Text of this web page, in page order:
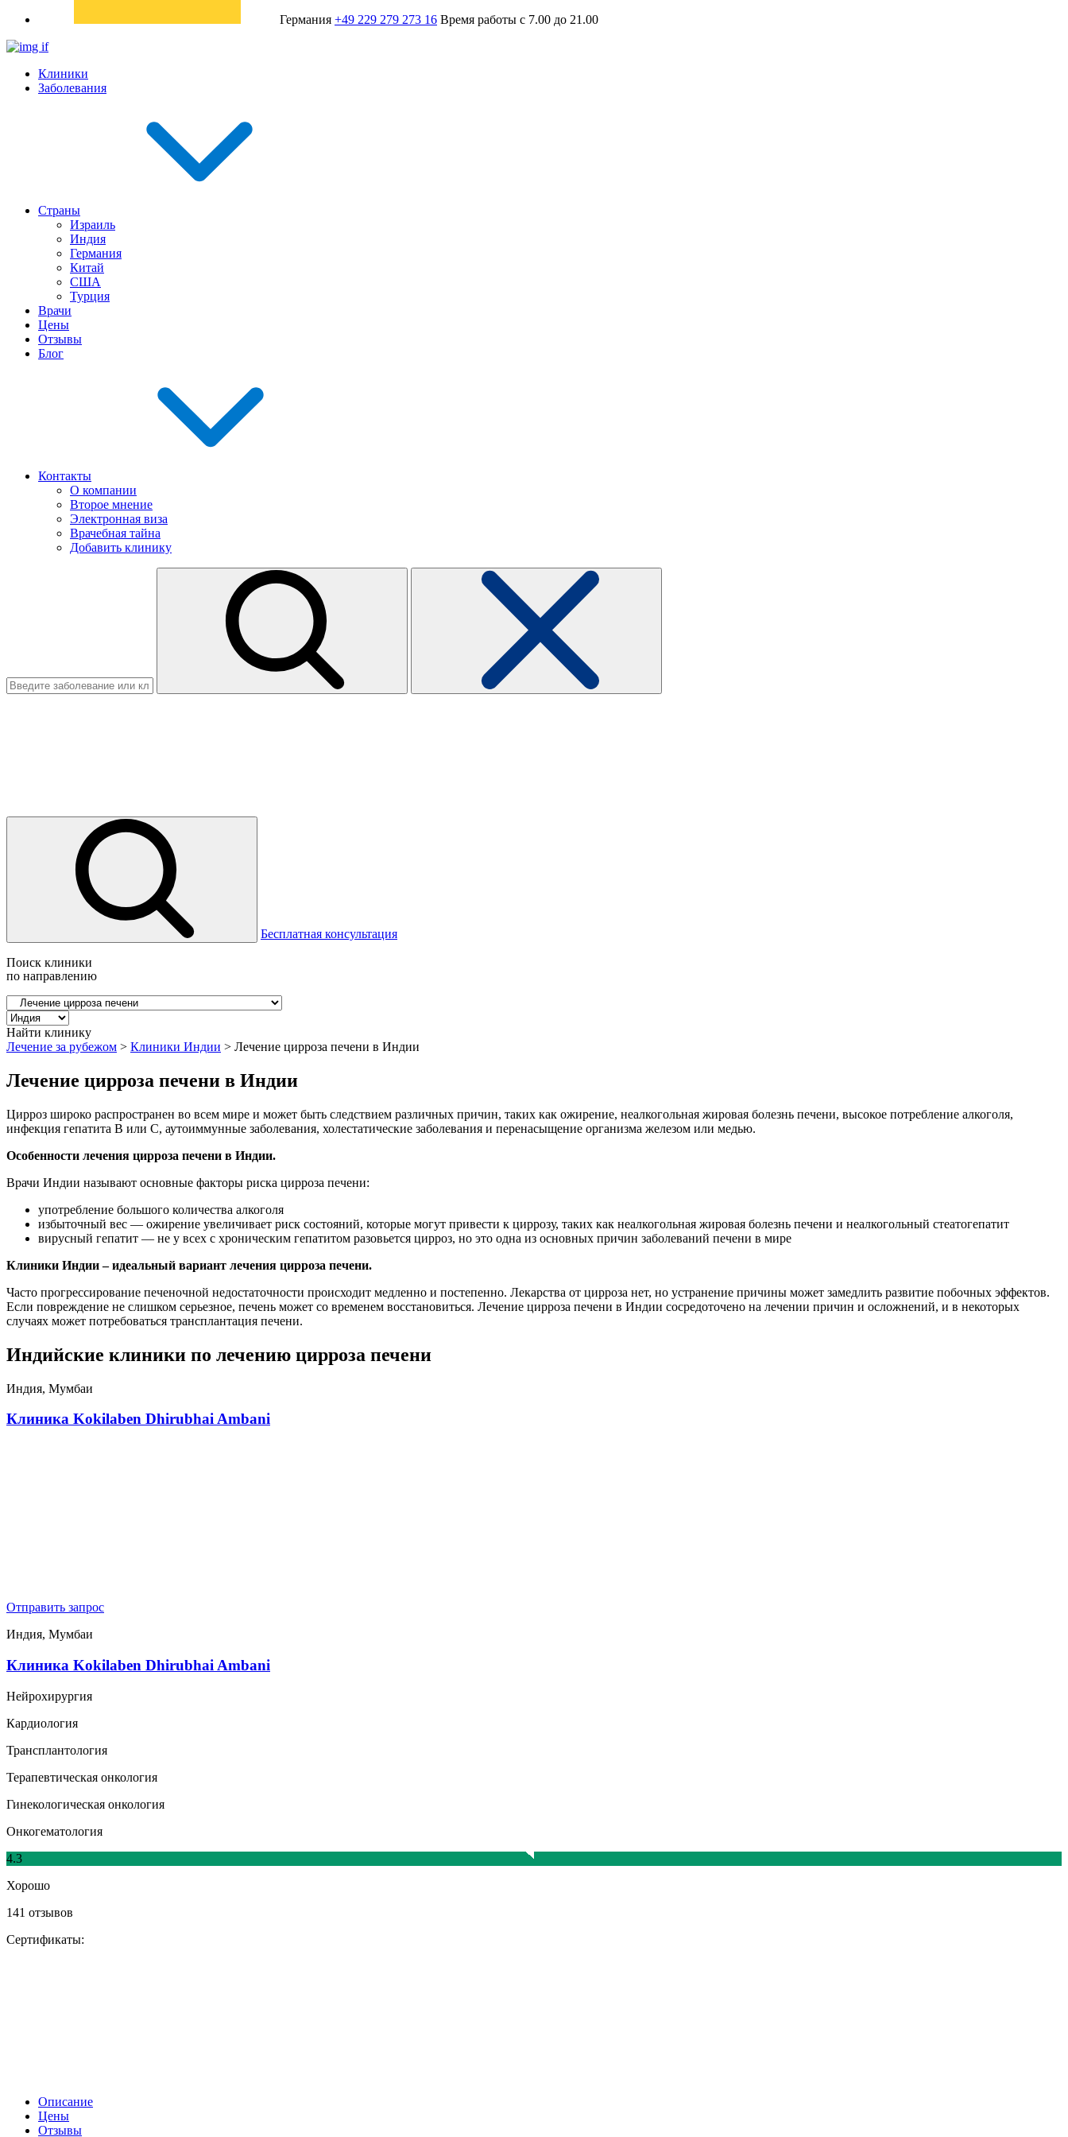
Германия +49 229 279 273 16 Время работы с 7.00 до 21.00
Клиники
Заболевания
Страны
Израиль
Индия
Германия
Китай
США
Турция
Врачи
Цены
Отзывы
Блог
Контакты
О компании
Второе мнение
Электронная виза
Врачебная тайна
Добавить клинику
Бесплатная консультация
Поиск клиники
по направлению
Найти клинику
Лечение за рубежом > Клиники Индии > Лечение цирроза печени в Индии
Лечение цирроза печени в Индии
Цирроз широко распространен во всем мире и может быть следствием различных причин, таких как ожирение, неалкогольная жировая болезнь печени, высокое потребление алкоголя,
инфекция гепатита B или C, аутоиммунные заболевания, холестатические заболевания и перенасыщение организма железом или медью.
Особенности лечения цирроза печени в Индии.
Врачи Индии называют основные факторы риска цирроза печени:
употребление большого количества алкоголя
избыточный вес — ожирение увеличивает риск состояний, которые могут привести к циррозу, таких как неалкогольная жировая болезнь печени и неалкогольный стеатогепатит
вирусный гепатит — не у всех с хроническим гепатитом разовьется цирроз, но это одна из основных причин заболеваний печени в мире
Клиники Индии – идеальный вариант лечения цирроза печени.
Часто прогрессирование печеночной недостаточности происходит медленно и постепенно. Лекарства от цирроза нет, но устранение причины может замедлить развитие побочных эффектов.
Если повреждение не слишком серьезное, печень может со временем восстановиться. Лечение цирроза печени в Индии сосредоточено на лечении причин и осложнений, и в некоторых
случаях может потребоваться трансплантация печени.
Индийские клиники по лечению цирроза печени
Индия, Мумбаи
Клиника Kokilaben Dhirubhai Ambani
Отправить запрос
Индия, Мумбаи
Клиника Kokilaben Dhirubhai Ambani
Нейрохирургия
Кардиология
Трансплантология
Терапевтическая онкология
Гинекологическая онкология
Онкогематология
4.3
Хорошо
141 отзывов
Сертификаты:
Описание
Цены
Отзывы